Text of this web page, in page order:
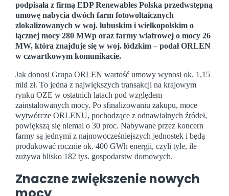
podpisała z firmą EDP Renewables Polska przedwstępną
umowę nabycia dwóch farm fotowoltaicznych
zlokalizowanych w woj. lubuskim i wielkopolskim o
łącznej mocy 280 MWp oraz farmy wiatrowej o mocy 26
MW, która znajduje się w woj. łódzkim – podał ORLEN
w czwartkowym komunikacie.
Jak donosi Grupa ORLEN wartość umowy wynosi ok. 1,15
mld zł. To jedna z największych transakcji na krajowym
rynku OZE w ostatnich latach pod względem
zainstalowanych mocy. Po sfinalizowaniu zakupu, moce
wytwórcze ORLENU, pochodzące z odnawialnych źródeł,
powiększą się niemal o 30 proc. Nabywane przez koncern
farmy są jednymi z najnowocześniejszych jednostek i będą
produkować rocznie ok. 400 GWh energii, czyli tyle, ile
zużywa blisko 182 tys. gospodarstw domowych.
Znaczne zwiększenie nowych